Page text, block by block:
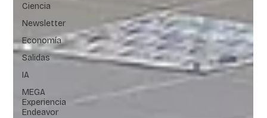
Ciencia
Newsletter
Economía
Salidas
IA
MEGA
Experiencia
Endeavor